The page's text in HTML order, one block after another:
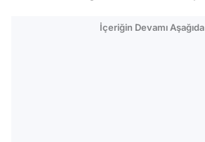
İçeriğin Devamı Aşağıda